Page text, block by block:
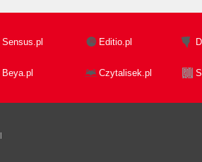
Sensus.pl Editio.pl
Beya.pl Czytalisek.pl